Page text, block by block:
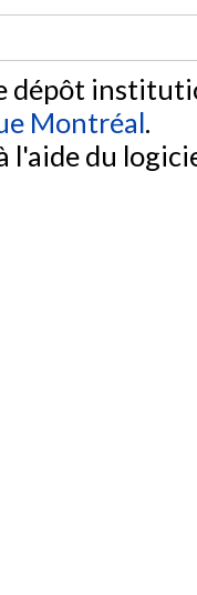
dépôt
Montréal.
l'aide du